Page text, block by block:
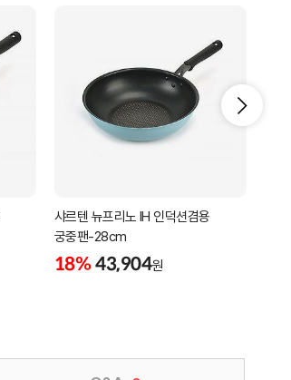
샤르텐 뉴프리노 IH 인덕션겸용
궁중팬-28cm
18% 43,904원